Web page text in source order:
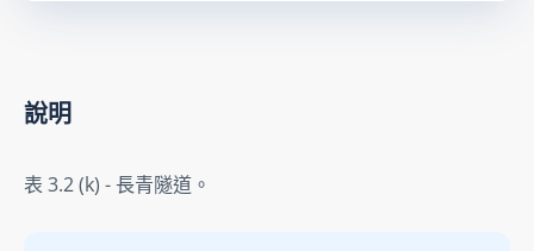
說明
表 3.2 (k) - 長青隧道。